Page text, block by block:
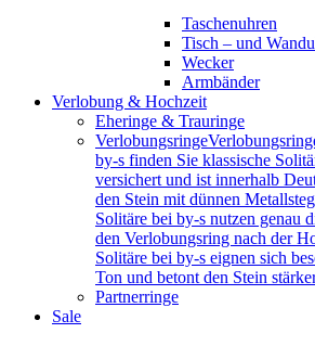
Taschenuhren
Tisch – und
Wecker
Armbänder
Verlobung & Hochzeit
Eheringe & Trauringe
Verlobungsringe
by-s finden Sie klassische
versichert und ist innerhalb
den Stein mit dünnen
Solitäre bei by-s nutzen genau
den Verlobungsring nach der
Solitäre bei by-s eignen sich
Ton und betont den Stein
Partnerringe
Sale